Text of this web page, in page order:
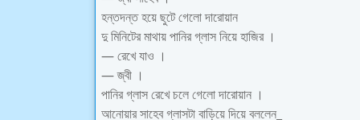
হন্তদন্ত হয়ে ছুটে গেলো দারোয়ান
দু মিনিটের মাথায় পানির গ্লাস নিয়ে হাজির ।
— রেখে যাও ।
— জ্বী ।
পানির গ্লাস রেখে চলে গেলো দারোয়ান ।
আনোয়ার সাহেব গ্লাসটা বাড়িয়ে দিয়ে বললেন_